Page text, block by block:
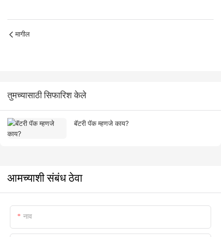
मागील
तुमच्यासाठी सिफारिश केले
बॅटरी पॅक म्हणजे काय?
आमच्याशी संबंध ठेवा
नाव